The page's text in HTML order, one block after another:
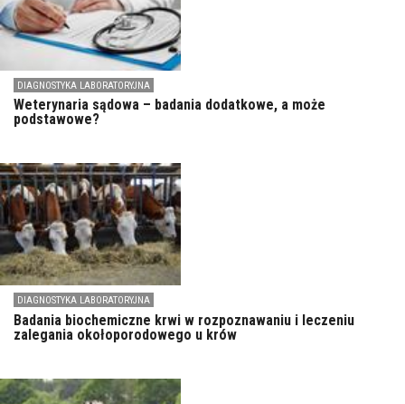
DIAGNOSTYKA LABORATORYJNA
Weterynaria sądowa – badania dodatkowe, a może
podstawowe?
DIAGNOSTYKA LABORATORYJNA
Badania biochemiczne krwi w rozpoznawaniu i leczeniu
zalegania okołoporodowego u krów